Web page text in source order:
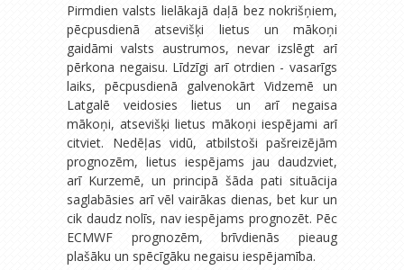
Pirmdien valsts lielākajā daļā bez nokrišņiem,
pēcpusdienā atsevišķi lietus un mākoņi
gaidāmi valsts austrumos, nevar izslēgt arī
pērkona negaisu. Līdzīgi arī otrdien - vasarīgs
laiks, pēcpusdienā galvenokārt Vidzemē un
Latgalē veidosies lietus un arī negaisa
mākoņi, atsevišķi lietus mākoņi iespējami arī
citviet. Nedēļas vidū, atbilstoši pašreizējām
prognozēm, lietus iespējams jau daudzviet,
arī Kurzemē, un principā šāda pati situācija
saglabāsies arī vēl vairākas dienas, bet kur un
cik daudz nolīs, nav iespējams prognozēt. Pēc
ECMWF prognozēm, brīvdienās pieaug
plašāku un spēcīgāku negaisu iespējamība.